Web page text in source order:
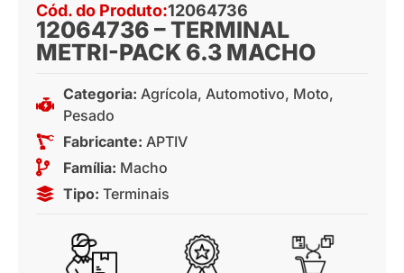
Cód. do Produto:12064736
12064736 – TERMINAL
METRI-PACK 6.3 MACHO
Categoria: Agrícola, Automotivo, Moto,
Pesado
Fabricante: APTIV
Família: Macho
Tipo: Terminais